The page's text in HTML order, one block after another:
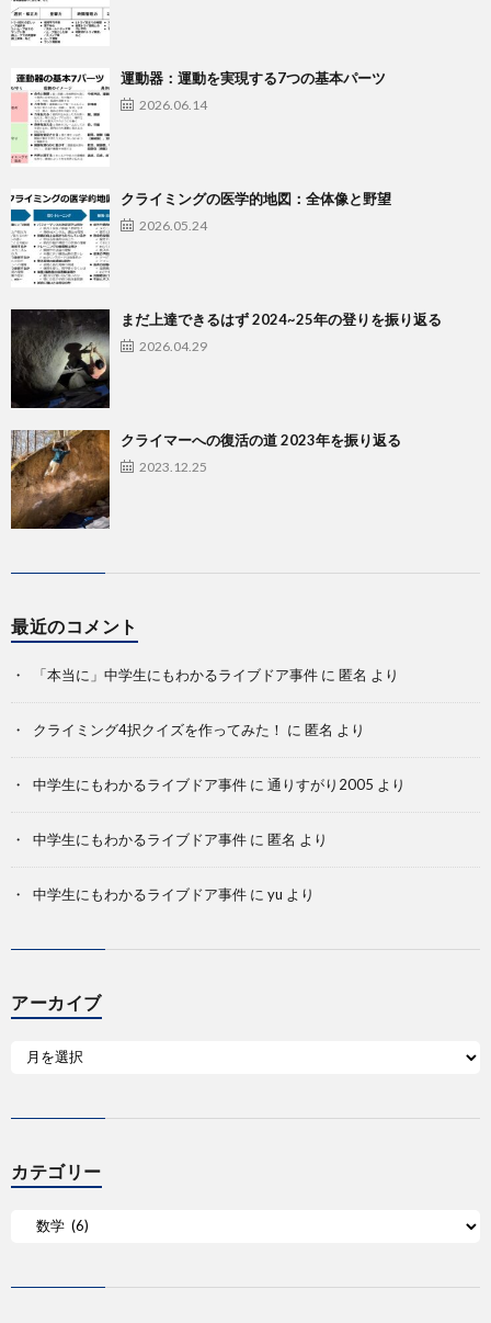
運動器：運動を実現する7つの基本パーツ
2026.06.14
クライミングの医学的地図：全体像と野望
2026.05.24
まだ上達できるはず 2024~25年の登りを振り返る
2026.04.29
クライマーへの復活の道 2023年を振り返る
2023.12.25
最近のコメント
「本当に」中学生にもわかるライブドア事件 に 匿名 より
クライミング4択クイズを作ってみた！ に 匿名 より
中学生にもわかるライブドア事件 に 通りすがり2005 より
中学生にもわかるライブドア事件 に 匿名 より
中学生にもわかるライブドア事件 に yu より
アーカイブ
カテゴリー